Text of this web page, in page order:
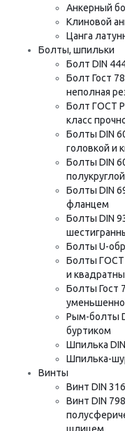
Анкерный
Клиновой
Цанга
Болты, шпильки
Болт DIN
Болт Гост
неполная
Болт ГОСТ Р
класс
Болты DIN
головкой и
Болты DIN
Болты DIN
фланцем
Болты DIN
Болты U-
Болты ГОСТ
и
Болты Гост
Рым-болты
буртиком
Шпилька
Шпилька-
Винты
Винт DIN
Винт DIN
шлицем